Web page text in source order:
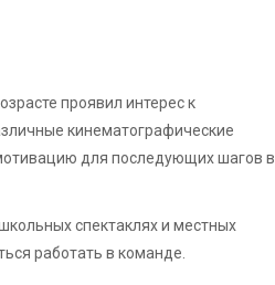
проявил интерес к
кинематографические
для последующих шагов в
спектаклях и местных
работать в команде.